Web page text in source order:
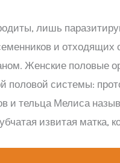
лишь
и
Женские половые
половой системы:
и тельца Мелиса
извитая матка,